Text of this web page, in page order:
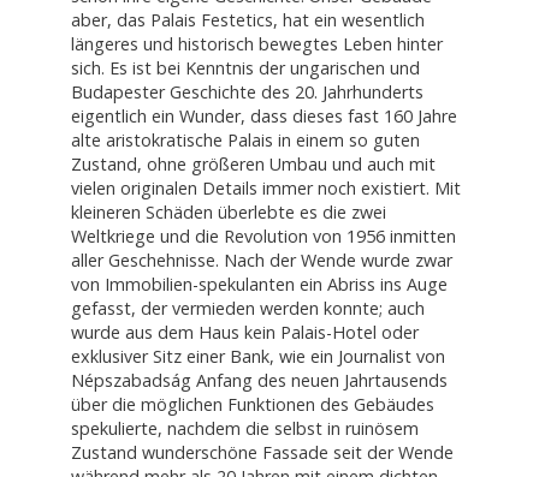
aber, das Palais Festetics, hat ein wesentlich
längeres und historisch bewegtes Leben hinter
sich. Es ist bei Kenntnis der ungarischen und
Budapester Geschichte des 20. Jahrhunderts
eigentlich ein Wunder, dass dieses fast 160 Jahre
alte aristokratische Palais in einem so guten
Zustand, ohne größeren Umbau und auch mit
vielen originalen Details immer noch existiert. Mit
kleineren Schäden überlebte es die zwei
Weltkriege und die Revolution von 1956 inmitten
aller Geschehnisse. Nach der Wende wurde zwar
von Immobilien-spekulanten ein Abriss ins Auge
gefasst, der vermieden werden konnte; auch
wurde aus dem Haus kein Palais-Hotel oder
exklusiver Sitz einer Bank, wie ein Journalist von
Népszabadság Anfang des neuen Jahrtausends
über die möglichen Funktionen des Gebäudes
spekulierte, nachdem die selbst in ruinösem
Zustand wunderschöne Fassade seit der Wende